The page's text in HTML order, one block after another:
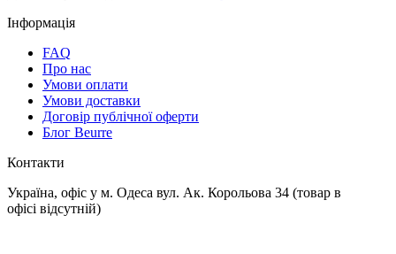
Інформація
FAQ
Про нас
Умови оплати
Умови доставки
Договір публічної оферти
Блог Beurre
Контакти
Україна, офіс у м. Одеса вул. Ак. Корольова 34 (товар в
офісі відсутній)